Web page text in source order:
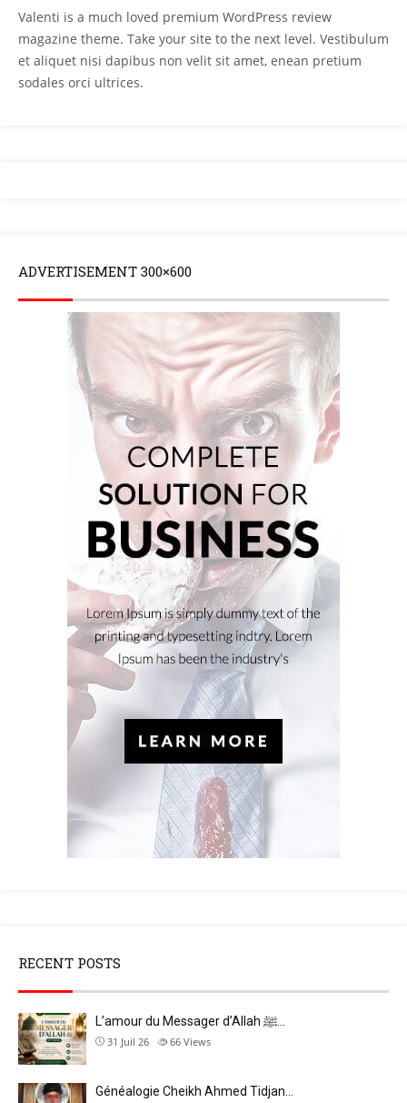
Valenti is a much loved premium WordPress review
magazine theme. Take your site to the next level. Vestibulum
et aliquet nisi dapibus non velit sit amet, enean pretium
sodales orci ultrices.
ADVERTISEMENT 300×600
RECENT POSTS
L’amour du Messager d’Allah ﷺ…
31 Juil 26 66 Views
Généalogie Cheikh Ahmed Tidjan…